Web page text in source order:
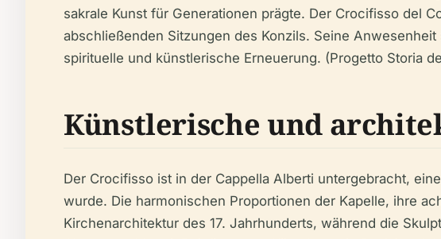
sakrale Kunst für Generationen prägte. Der Crocifisso del
abschließenden Sitzungen des Konzils. Seine
spirituelle und künstlerische Erneuerung. (Progetto Storia
Künstlerische und
Der Crocifisso ist in der Cappella Alberti untergebracht,
wurde. Die harmonischen Proportionen der Kapelle, ihre
Kirchenarchitektur des 17. Jahrhunderts, während die